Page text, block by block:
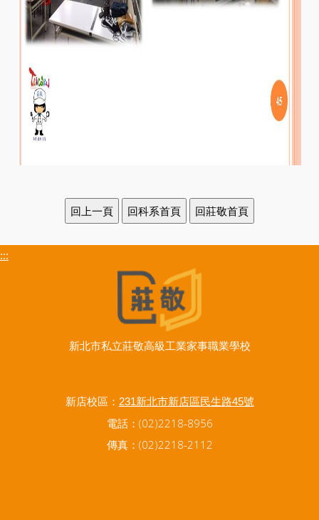
:::
新北市私立莊敬高級工業家事職業學校
新店校區： 231新北市新店區民生路45號
電話：(02)2218-8956
傳真：(02)2218-2112